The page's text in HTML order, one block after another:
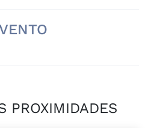
PROXIMIDADES